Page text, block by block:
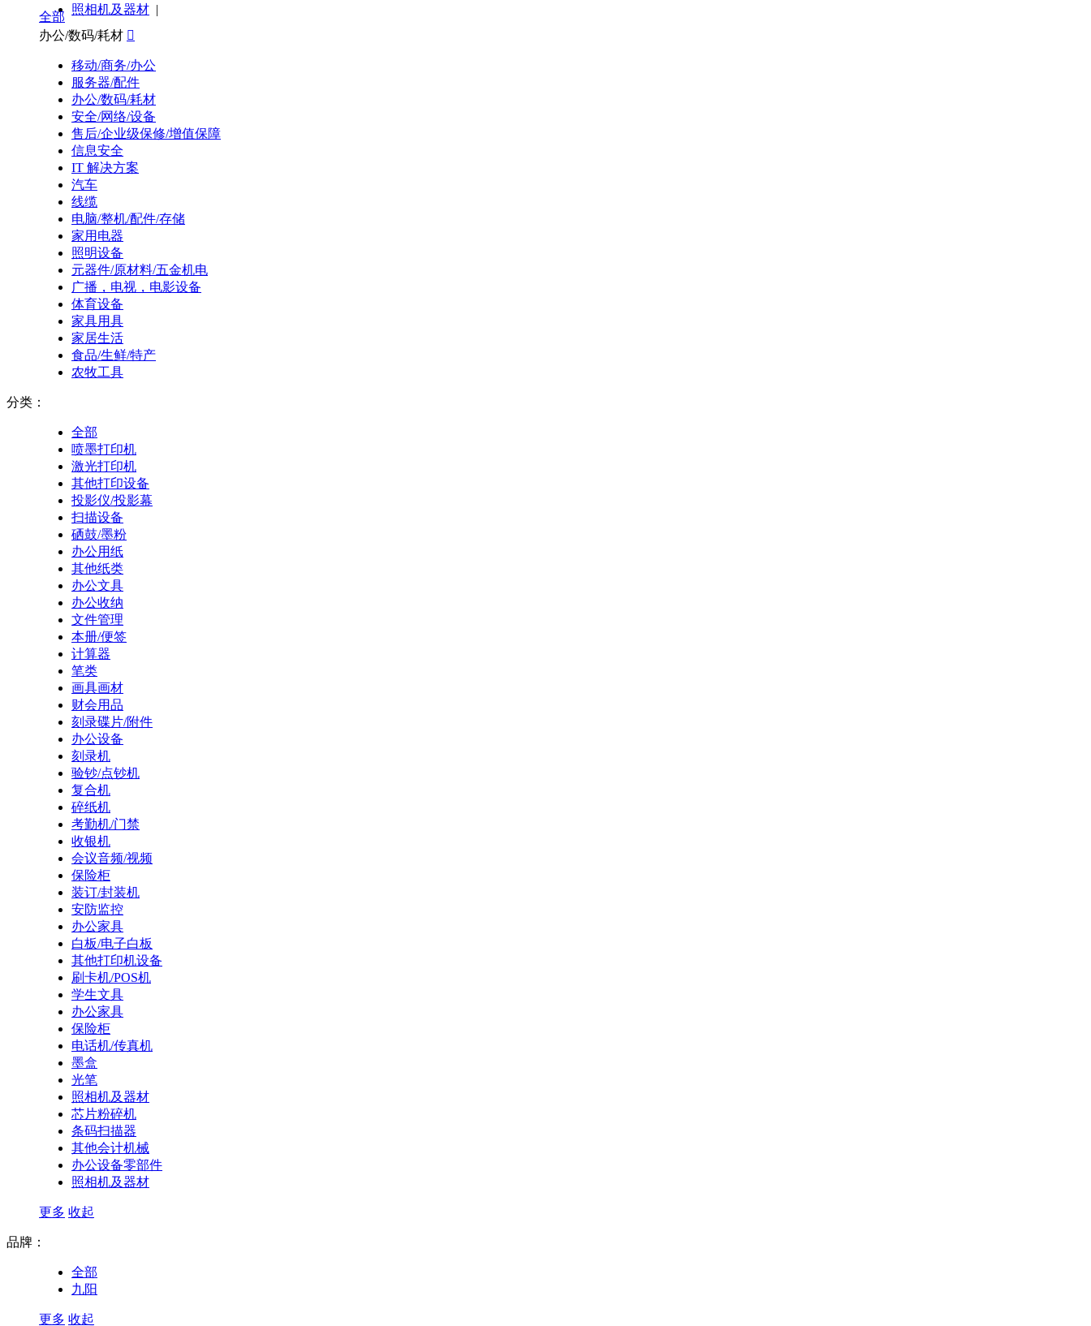
照相机及器材 |
全部
办公/数码/耗材 
移动/商务/办公
服务器/配件
办公/数码/耗材
安全/网络/设备
售后/企业级保修/增值保障
信息安全
IT 解决方案
汽车
线缆
电脑/整机/配件/存储
家用电器
照明设备
元器件/原材料/五金机电
广播，电视，电影设备
体育设备
家具用具
家居生活
食品/生鲜/特产
农牧工具
分类：
全部
喷墨打印机
激光打印机
其他打印设备
投影仪/投影幕
扫描设备
硒鼓/墨粉
办公用纸
其他纸类
办公文具
办公收纳
文件管理
本册/便签
计算器
笔类
画具画材
财会用品
刻录碟片/附件
办公设备
刻录机
验钞/点钞机
复合机
碎纸机
考勤机/门禁
收银机
会议音频/视频
保险柜
装订/封装机
安防监控
办公家具
白板/电子白板
其他打印机设备
刷卡机/POS机
学生文具
办公家具
保险柜
电话机/传真机
墨盒
光笔
照相机及器材
芯片粉碎机
条码扫描器
其他会计机械
办公设备零部件
照相机及器材
更多 收起
品牌：
全部
九阳
更多 收起